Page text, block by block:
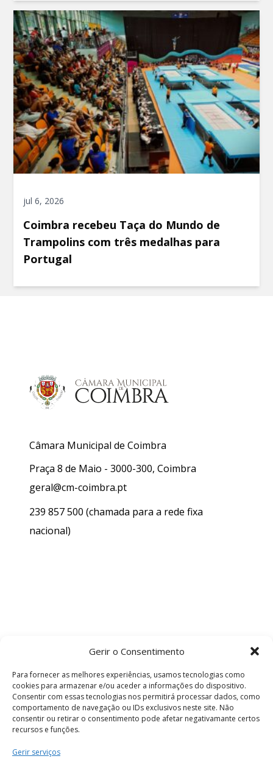
Gerir o Consentimento
Para fornecer as melhores experiências, usamos tecnologias como
cookies para armazenar e/ou aceder a informações do dispositivo.
Consentir com essas tecnologias nos permitirá processar dados, como
comportamento de navegação ou IDs exclusivos neste site. Não
consentir ou retirar o consentimento pode afetar negativamante certos
recursos e funções.
Gerir serviços
jul 6, 2026
Coimbra recebeu Taça do Mundo de
Trampolins com três medalhas para
Portugal
Câmara Municipal de Coimbra
Praça 8 de Maio - 3000-300, Coimbra
geral@cm-coimbra.pt
239 857 500 (chamada para a rede fixa
nacional)
Termos e Condições